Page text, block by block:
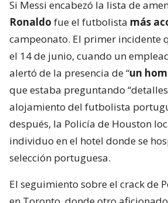
Si Messi encabezó la lista de
Ronaldo fue el futbolista más
campeonato. El primer incidente
el 14 de junio, cuando un
alertó de la presencia de “un
que estaba preguntando
alojamiento del futbolista
después, la Policía de Houston
individuo en el hotel donde se
selección portuguesa.
El seguimiento sobre el crack de